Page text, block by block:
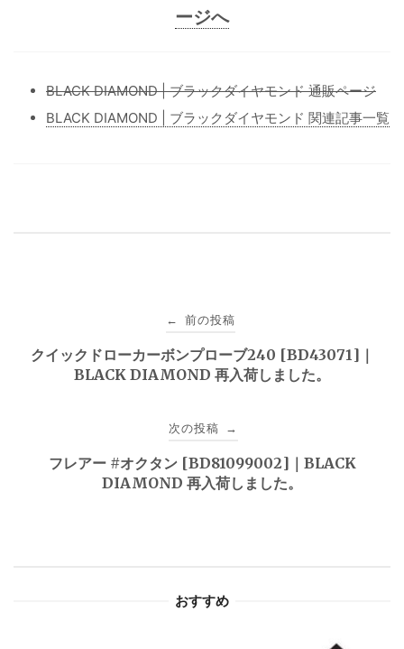
ージへ
BLACK DIAMOND | ブラックダイヤモンド 通販ページ
BLACK DIAMOND | ブラックダイヤモンド 関連記事一覧
← 前の投稿
クイックドローカーボンプローブ240 [BD43071]｜
BLACK DIAMOND 再入荷しました。
次の投稿 →
フレアー #オクタン [BD81099002]｜BLACK
DIAMOND 再入荷しました。
おすすめ